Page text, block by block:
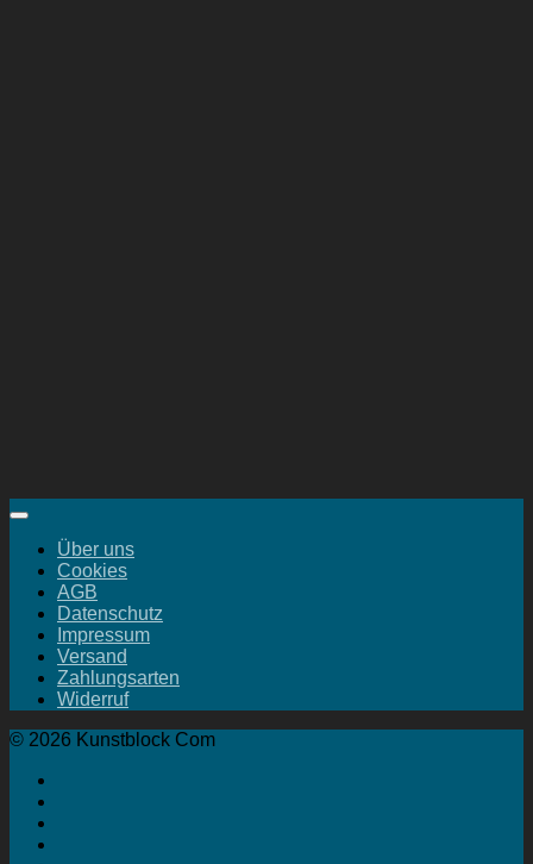
Über uns
Cookies
AGB
Datenschutz
Impressum
Versand
Zahlungsarten
Widerruf
© 2026 Kunstblock Com